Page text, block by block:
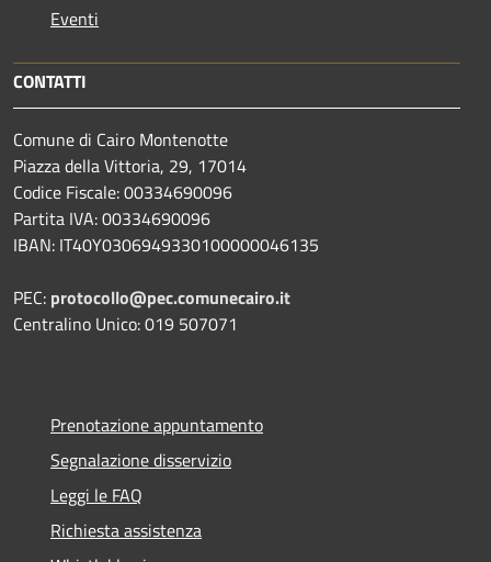
Eventi
CONTATTI
Comune di Cairo Montenotte
Piazza della Vittoria, 29, 17014
Codice Fiscale: 00334690096
Partita IVA: 00334690096
IBAN: IT40Y0306949330100000046135
PEC: protocollo@pec.comunecairo.it
Centralino Unico: 019 507071
Prenotazione appuntamento
Segnalazione disservizio
Leggi le FAQ
Richiesta assistenza